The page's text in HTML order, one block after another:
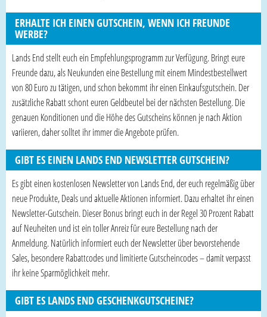
ERHALTE ICH EINEN GUTSCHEIN, WENN ICH FREUNDE
WERBE?
Lands End stellt euch ein Empfehlungsprogramm zur Verfügung. Bringt eure
Freunde dazu, als Neukunden eine Bestellung mit einem Mindestbestellwert
von 80 Euro zu tätigen, und schon bekommt ihr einen Einkaufsgutschein. Der
zusätzliche Rabatt schont euren Geldbeutel bei der nächsten Bestellung. Die
genauen Konditionen und die Höhe des Gutscheins können je nach Aktion
variieren, daher solltet ihr immer die Angebote prüfen.
GIBT ES EINEN LANDS END NEWSLETTER GUTSCHEIN?
Es gibt einen kostenlosen Newsletter von Lands End, der euch regelmäßig über
neue Produkte, Deals und aktuelle Aktionen informiert. Dazu erhaltet ihr einen
Newsletter-Gutschein. Dieser Bonus bringt euch in der Regel 30 Prozent Rabatt
auf Neuheiten und ist ein toller Anreiz für eure Bestellung nach der
Anmeldung. Natürlich informiert euch der Newsletter über bevorstehende
Sales, besondere Rabattcodes und limitierte Gutscheincodes – damit verpasst
ihr keine Sparmöglichkeit mehr.
GIBT ES LANDS END GESCHENKGUTSCHEINE?